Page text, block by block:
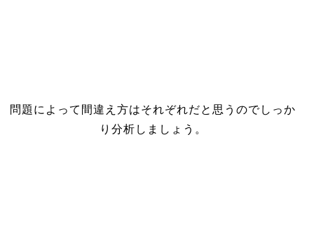
問題によって間違え方はそれぞれだと思うのでしっか
り分析しましょう。